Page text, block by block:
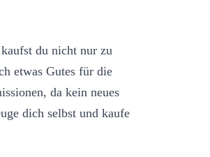
du nicht nur zu
etwas Gutes für die
da kein neues
dich selbst und kaufe